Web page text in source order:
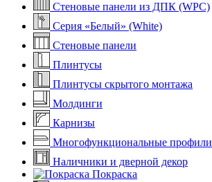
Стеновые панели из ДПК (WPC)
Серия «Белый» (White)
Стеновые панели
Плинтусы
Плинтусы скрытого монтажа
Молдинги
Карнизы
Многофункциональные профили
Наличники и дверной декор
Покраска